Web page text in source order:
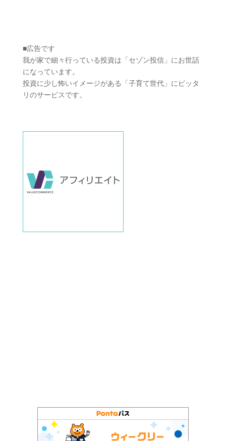
■広告です
我が家で細々行っている投資は「セゾン投信」にお世話
になっています。
投資に少し怖いイメージがある「子育て世代」にピッタ
リのサービスです。